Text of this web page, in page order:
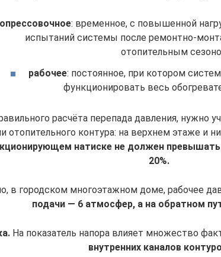
опрессовочное: временное, с повышенной
испытаний системы после ремонтно-
отопительным
рабочее: постоянное, при котором
функционировать весь
расчёта перепада давления, нужно
отопительного контура: на верхнем этаже и
натиске не должен превышать
20%.
в городском многоэтажном доме, рабочее
подачи — 6 атмосфер, а на обратном
На показатель напора влияет множество
внутренних каналов